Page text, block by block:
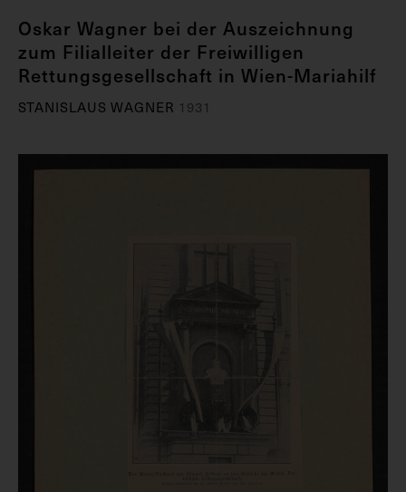
Oskar Wagner bei der Auszeichnung
zum Filialleiter der Freiwilligen
Rettungsgesellschaft in Wien-Mariahilf
STANISLAUS WAGNER 1931